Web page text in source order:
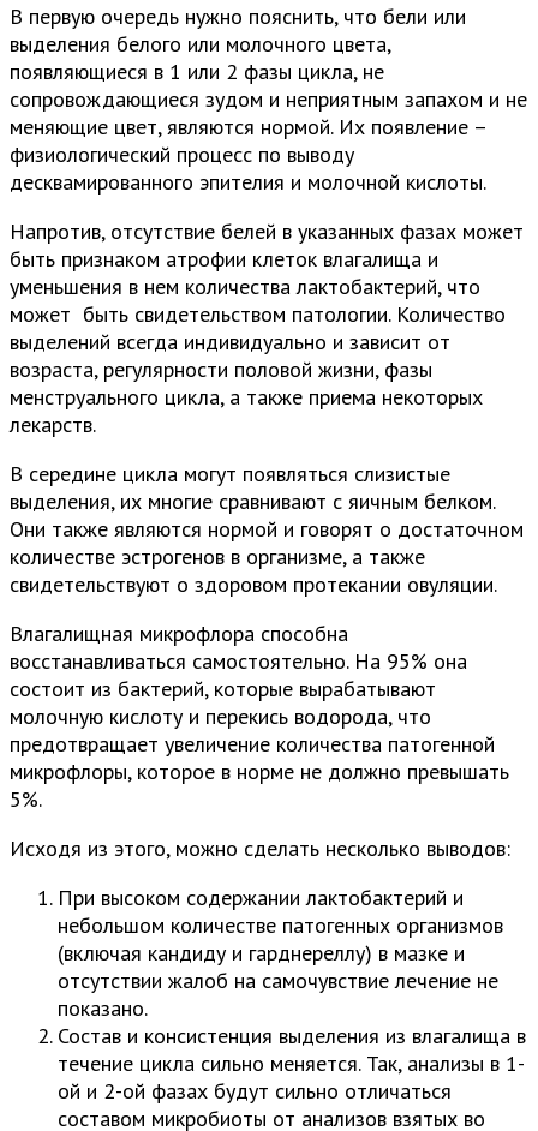
В первую очередь нужно пояснить, что бели или
выделения белого или молочного цвета,
появляющиеся в 1 или 2 фазы цикла, не
сопровождающиеся зудом и неприятным запахом и не
меняющие цвет, являются нормой. Их появление –
физиологический процесс по выводу
десквамированного эпителия и молочной кислоты.
Напротив, отсутствие белей в указанных фазах может
быть признаком атрофии клеток влагалища и
уменьшения в нем количества лактобактерий, что
может быть свидетельством патологии. Количество
выделений всегда индивидуально и зависит от
возраста, регулярности половой жизни, фазы
менструального цикла, а также приема некоторых
лекарств.
В середине цикла могут появляться слизистые
выделения, их многие сравнивают с яичным белком.
Они также являются нормой и говорят о достаточном
количестве эстрогенов в организме, а также
свидетельствуют о здоровом протекании овуляции.
Влагалищная микрофлора способна
восстанавливаться самостоятельно. На 95% она
состоит из бактерий, которые вырабатывают
молочную кислоту и перекись водорода, что
предотвращает увеличение количества патогенной
микрофлоры, которое в норме не должно превышать
5%.
Исходя из этого, можно сделать несколько выводов:
При высоком содержании лактобактерий и
небольшом количестве патогенных организмов
(включая кандиду и гарднереллу) в мазке и
отсутствии жалоб на самочувствие лечение не
показано.
Состав и консистенция выделения из влагалища в
течение цикла сильно меняется. Так, анализы в 1-
ой и 2-ой фазах будут сильно отличаться
составом микробиоты от анализов взятых во